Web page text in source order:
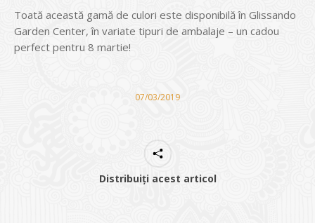
Toată această gamă de culori este disponibilă în Glissando
Garden Center, în variate tipuri de ambalaje – un cadou
perfect pentru 8 martie!
07/03/2019
Distribuiți acest articol